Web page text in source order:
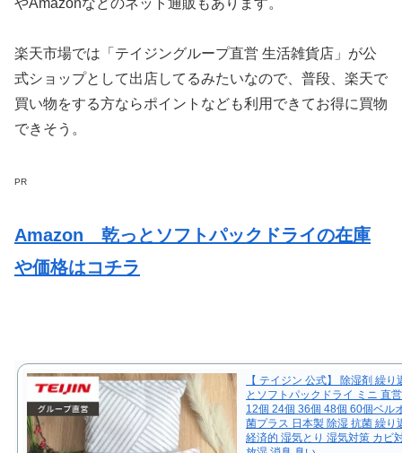
楽天市場では「テイジングループ直営 生活雑貨店」が公
式ショップとして出店してるみたいなので、普段、楽天で
買い物をする方ならポイントなども利用できてお得に買物
できそう。
PR
Amazon 乾っとソフトパックドライの在庫
や価格はコチラ
【 テイジン 公式】 除湿剤 繰り
とソフトパックドライ ミニ 直
12個 24個 36個 48個 60個ベル
菌プラス 日本製 除湿 抗菌 繰り
経済的 湿気とり 湿気対策 カビ